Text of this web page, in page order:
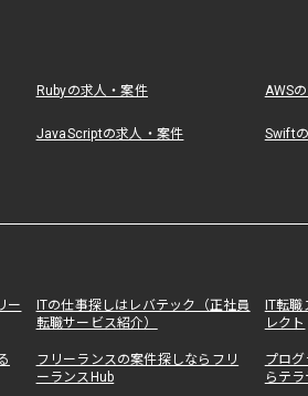
Rubyの求人・案件 AWS
JavaScriptの求人・案件 Swift
ー
ITの仕事探しはレバテック（正社員
転職サービス紹介）
IT転
レクト
フリーランスの案件探しならフリ
ーランスHub
プロ
らテ